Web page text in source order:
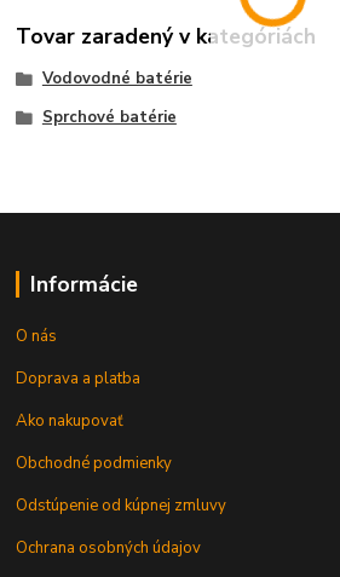
Tovar zaradený v kategóriách
Vodovodné batérie
Sprchové batérie
Informácie
O nás
Doprava a platba
Ako nakupovať
Obchodné podmienky
Odstúpenie od kúpnej zmluvy
Ochrana osobných údajov